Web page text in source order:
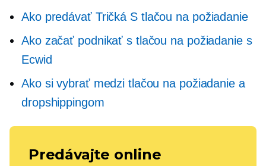
Ako predávať Tričká S tlačou na požiadanie
Ako začať podnikať s tlačou na požiadanie s
Ecwid
Ako si vybrať medzi tlačou na požiadanie a
dropshippingom
Predávajte online